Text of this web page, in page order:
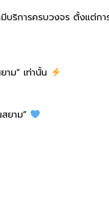
บริการครบวงจร ตั้งแต่ก
ม” เท่านั้น
ยาม”